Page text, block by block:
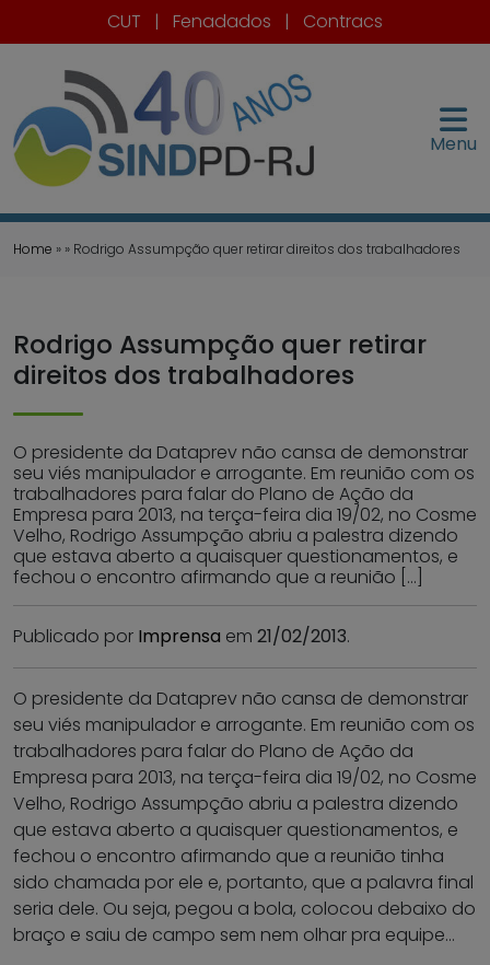
CUT | Fenadados | Contracs
Menu
Home » » Rodrigo Assumpção quer retirar direitos dos trabalhadores
Rodrigo Assumpção quer retirar
direitos dos trabalhadores
O presidente da Dataprev não cansa de demonstrar
seu viés manipulador e arrogante. Em reunião com os
trabalhadores para falar do Plano de Ação da
Empresa para 2013, na terça-feira dia 19/02, no Cosme
Velho, Rodrigo Assumpção abriu a palestra dizendo
que estava aberto a quaisquer questionamentos, e
fechou o encontro afirmando que a reunião […]
Publicado por Imprensa em 21/02/2013.
O presidente da Dataprev não cansa de demonstrar
seu viés manipulador e arrogante. Em reunião com os
trabalhadores para falar do Plano de Ação da
Empresa para 2013, na terça-feira dia 19/02, no Cosme
Velho, Rodrigo Assumpção abriu a palestra dizendo
que estava aberto a quaisquer questionamentos, e
fechou o encontro afirmando que a reunião tinha
sido chamada por ele e, portanto, que a palavra final
seria dele. Ou seja, pegou a bola, colocou debaixo do
braço e saiu de campo sem nem olhar pra equipe…